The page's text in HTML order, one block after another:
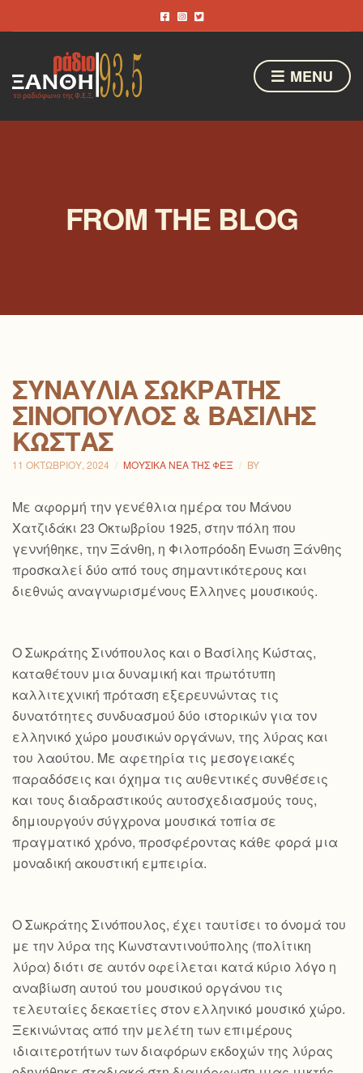
MENU
FROM THE BLOG
ΣΥΝΑΥΛΊΑ ΣΩΚΡΆΤΗΣ
ΣΙΝΌΠΟΥΛΟΣ & ΒΑΣΊΛΗΣ
ΚΏΣΤΑΣ
11 ΟΚΤΩΒΡΊΟΥ, 2024 ΜΟΥΣΙΚΆ ΝΈΑ ΤΗΣ ΦΕΞ BY
Με αφορμή την γενέθλια ημέρα του Μάνου
Χατζιδάκι 23 Οκτωβρίου 1925, στην πόλη που
γεννήθηκε, την Ξάνθη, η Φιλοπρόοδη Ένωση Ξάνθης
προσκαλεί δύο από τους σημαντικότερους και
διεθνώς αναγνωρισμένους Έλληνες μουσικούς.
Ο Σωκράτης Σινόπουλος και ο Βασίλης Κώστας,
καταθέτουν μια δυναμική και πρωτότυπη
καλλιτεχνική πρόταση εξερευνώντας τις
δυνατότητες συνδυασμού δύο ιστορικών για τον
ελληνικό χώρο μουσικών οργάνων, της λύρας και
του λαούτου. Με αφετηρία τις μεσογειακές
παραδόσεις και όχημα τις αυθεντικές συνθέσεις
και τους διαδραστικούς αυτοσχεδιασμούς τους,
δημιουργούν σύγχρονα μουσικά τοπία σε
πραγματικό χρόνο, προσφέροντας κάθε φορά μια
μοναδική ακουστική εμπειρία.
Ο Σωκράτης Σινόπουλος, έχει ταυτίσει το όνομά του
με την λύρα της Κωνσταντινούπολης (πολίτικη
λύρα) διότι σε αυτόν οφείλεται κατά κύριο λόγο η
αναβίωση αυτού του μουσικού οργάνου τις
τελευταίες δεκαετίες στον ελληνικό μουσικό χώρο.
Ξεκινώντας από την μελέτη των επιμέρους
ιδιαιτεροτήτων των διαφόρων εκδοχών της λύρας